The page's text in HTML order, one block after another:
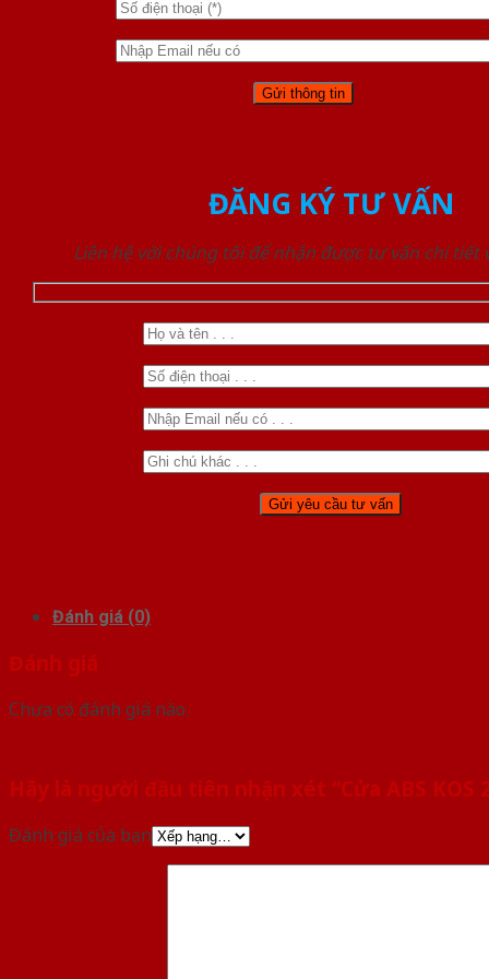
ĐĂNG KÝ TƯ VẤN
Liên hệ với chúng tôi để nhận được tư vấn chi tiết
Đánh giá (0)
Đánh giá
Chưa có đánh giá nào.
Hãy là người đầu tiên nhận xét “Cửa ABS KOS
Đánh giá của bạn